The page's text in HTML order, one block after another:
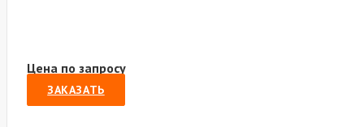
Цена по запросу
ЗАКАЗАТЬ